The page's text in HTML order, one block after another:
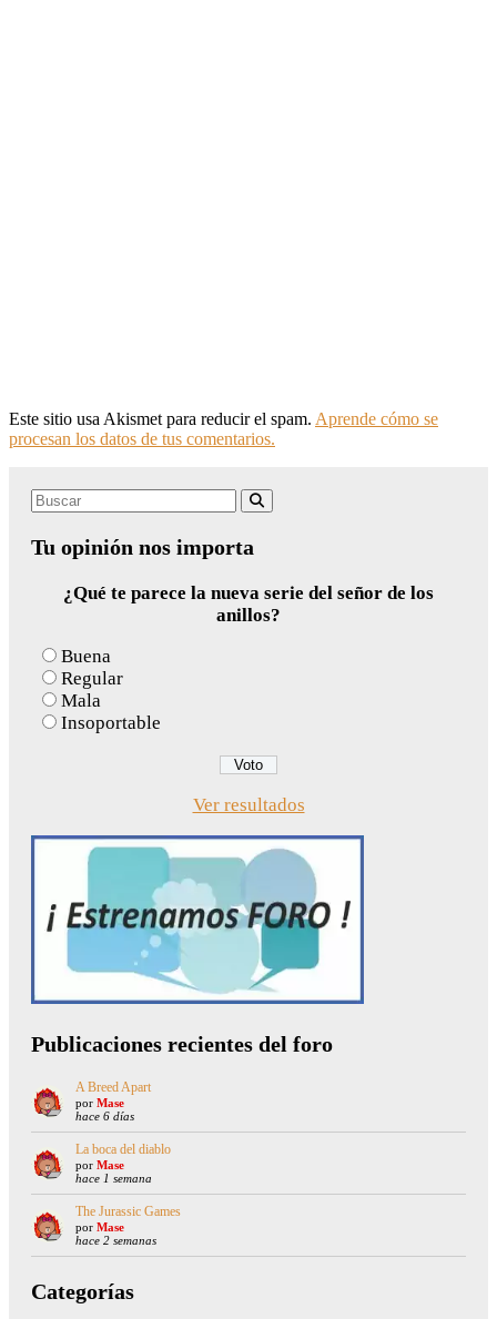
Este sitio usa Akismet para reducir el spam. Aprende cómo se
procesan los datos de tus comentarios.
Search
Tu opinión nos importa
¿Qué te parece la nueva serie del señor de los
anillos?
Buena
Regular
Mala
Insoportable
Ver resultados
Publicaciones recientes del foro
A Breed Apart
por Mase
hace 6 días
La boca del diablo
por Mase
hace 1 semana
The Jurassic Games
por Mase
hace 2 semanas
Categorías